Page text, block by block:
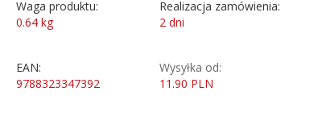
Waga produktu:
0.64 kg
Realizacja zamówienia:
2 dni
EAN:
9788323347392
Wysyłka od:
11.90 PLN